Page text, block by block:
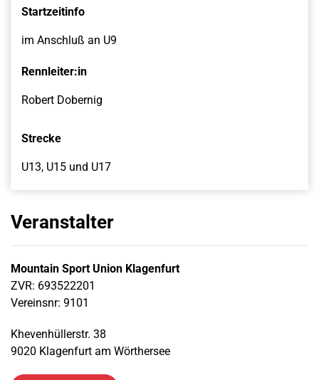
Startzeitinfo
im Anschluß an U9
Rennleiter:in
Robert Dobernig
Strecke
U13, U15 und U17
Veranstalter
Mountain Sport Union Klagenfurt
ZVR: 693522201
Vereinsnr: 9101
Khevenhüllerstr. 38
9020 Klagenfurt am Wörthersee